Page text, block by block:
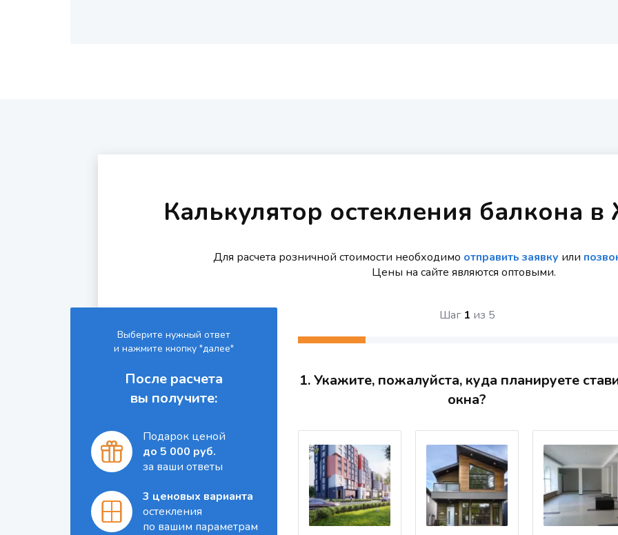
Калькулятор остекления балкона
Для расчета розничной стоимости необходимо отправить заявку или
Цены на сайте являются оптовыми.
Выберите нужный ответ
и нажмите кнопку "далее"
После расчета
вы получите:
Подарок ценой
до 5 000 руб.
за ваши ответы
3 ценовых варианта
остекления
по вашим параметрам
Шаг 1 из 5
1. Укажите, пожалуйста, куда планируете
окна?